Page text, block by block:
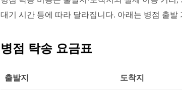
대기 시간 등에 따라 달라집니다. 아래는 병점 출
병점 탁송 요금표
출발지 도착지